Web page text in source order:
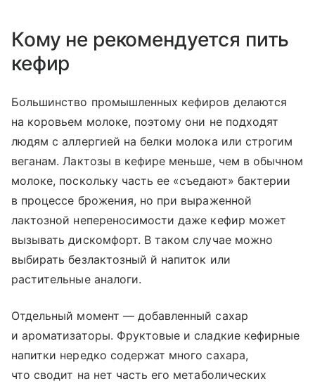
Кому не рекомендуется пить
кефир
Большинство промышленных кефиров делаются
на коровьем молоке, поэтому они не подходят
людям с аллергией на белки молока или строгим
веганам. Лактозы в кефире меньше, чем в обычном
молоке, поскольку часть ее «съедают» бактерии
в процессе брожения, но при выраженной
лактозной непереносимости даже кефир может
вызывать дискомфорт. В таком случае можно
выбирать безлактозный й напиток или
растительные аналоги.
Отдельный момент — добавленный сахар
и ароматизаторы. Фруктовые и сладкие кефирные
напитки нередко содержат много сахара,
что сводит на нет часть его метаболических